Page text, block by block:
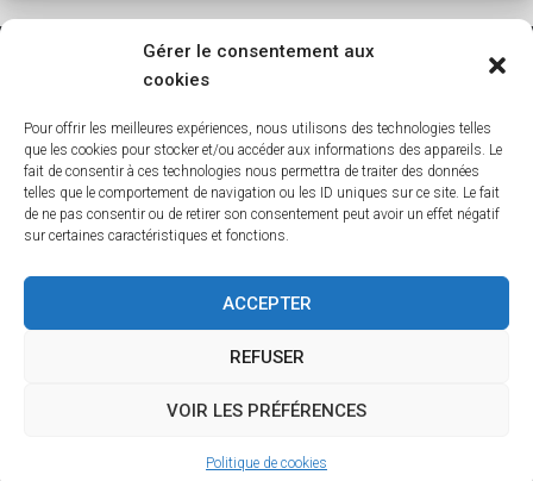
Gérer le consentement aux
cookies
Pour offrir les meilleures expériences, nous utilisons des technologies telles
que les cookies pour stocker et/ou accéder aux informations des appareils. Le
fait de consentir à ces technologies nous permettra de traiter des données
telles que le comportement de navigation ou les ID uniques sur ce site. Le fait
de ne pas consentir ou de retirer son consentement peut avoir un effet négatif
sur certaines caractéristiques et fonctions.
ACCEPTER
REFUSER
VOIR LES PRÉFÉRENCES
Politique de cookies
BLOG
LISTE DES COMMUNES DE BELGIQUE
LISTE DES COMMUNES DES HAUTS DE FRANCE MON COMPTE